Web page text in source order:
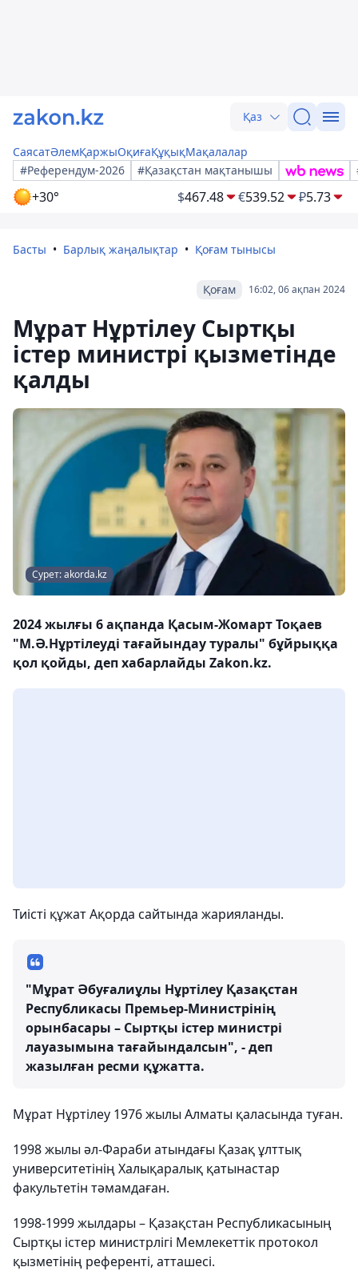
Қаз
СаясатӘлемҚаржыОқиғаҚұқықМақалалар
#Референдум-2026
#Қазақстан мақтанышы
+30° $467.48 €539.52 ₽5.73
Басты Барлық жаңалықтар Қоғам тынысы
16:02, 06 ақпан 2024
Қоғам
Мұрат Нұртілеу Сыртқы
істер министрі қызметінде
қалды
Сурет: akorda.kz
2024 жылғы 6 ақпанда Қасым-Жомарт Тоқаев
"М.Ә.Нұртілеуді тағайындау туралы" бұйрыққа
қол қойды, деп хабарлайды Zakon.kz.
Тиісті құжат Ақорда сайтында жарияланды.
"Мұрат Әбуғалиұлы Нұртілеу Қазақстан
Республикасы Премьер-Министрінің
орынбасары – Сыртқы істер министрі
лауазымына тағайындалсын", - деп
жазылған ресми құжатта.
Мұрат Нұртілеу 1976 жылы Алматы қаласында туған.
1998 жылы әл-Фараби атындағы Қазақ ұлттық
университетінің Халықаралық қатынастар
факультетін тәмамдаған.
1998-1999 жылдары – Қазақстан Республикасының
Сыртқы істер министрлігі Мемлекеттік протокол
қызметінің референті, атташесі.